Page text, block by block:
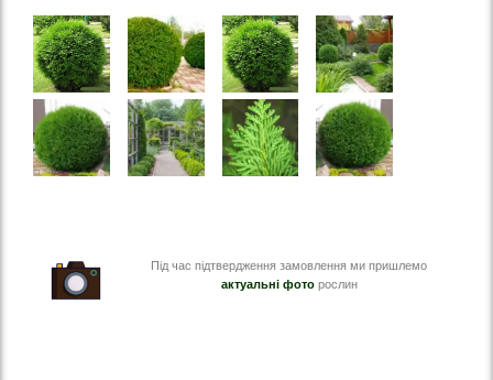
Під час підтвердження замовлення ми пришлемо
актуальні фоторослин